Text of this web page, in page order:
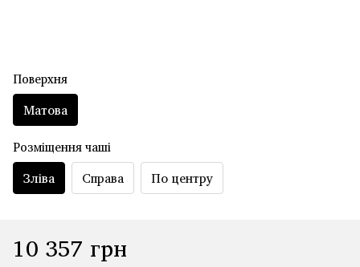
Поверхня
Матова
Розміщення чаші
Зліва Справа По центру
10 357 грн